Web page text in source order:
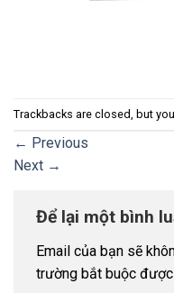
Trackbacks are closed, but
← Previous
Next →
Để lại một bình
Email của bạn sẽ
trường bắt buộc